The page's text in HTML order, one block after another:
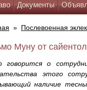
Документы
» Послевоенная
Муну от
говорится о
этого
наличие